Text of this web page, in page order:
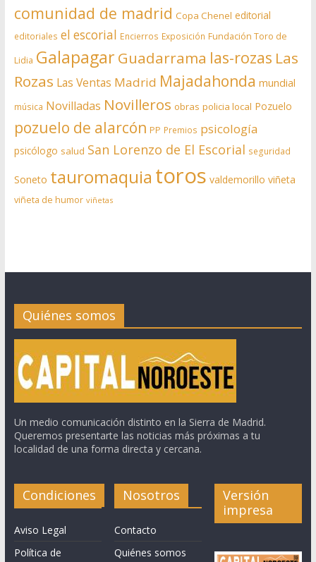
comunidad de madrid Copa Chenel editorial
editoriales el escorial Encierros Exposición Fundación Toro de
Lidia Galapagar Guadarrama las-rozas Las
Rozas Las Ventas Madrid Majadahonda mundial
música Novilladas Novilleros obras policia local Pozuelo
pozuelo de alarcón PP Premios psicología
psicólogo salud San Lorenzo de El Escorial seguridad
Soneto tauromaquia toros valdemorillo viñeta
viñeta de humor viñetas
Quiénes somos
Un medio comunicación distinto en la Sierra de Madrid.
Queremos presentarte las noticias más próximas a tu
localidad de una forma directa y cercana.
Condiciones
Aviso Legal
Política de
Nosotros
Contacto
Quiénes somos
Versión
impresa